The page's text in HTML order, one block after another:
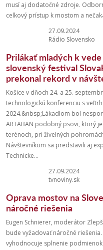
musí aj dodatočné zdroje.
celkový prístup k mostom a
27.09.2024
Rádio Slovensko
Prilákať mladých k
slovenský festival
prekonal rekord v
Košice v dňoch 24. a 25.
technologickú konferenciu s
2024.&nbsp;Lákadlom bol
ARTABAN podobný psovi, ktorý
terénoch, pri živelných
Návštevníkom sa predstavili aj
Technicke...
27.09.2024
tvnoviny.sk
Oprava mostov na
náročné riešenia
Eugen Schnierer, moderátor
bude vyžadovať náročné
vyhodnocuje splnenie